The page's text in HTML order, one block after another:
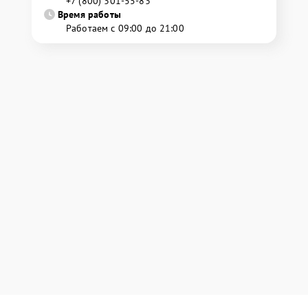
Время работы
Работаем с 09:00 до 21:00